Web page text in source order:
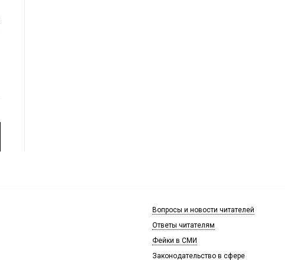
Вопросы и новости читателей
Ответы читателям
Фейки в СМИ
Законодательство в сфере